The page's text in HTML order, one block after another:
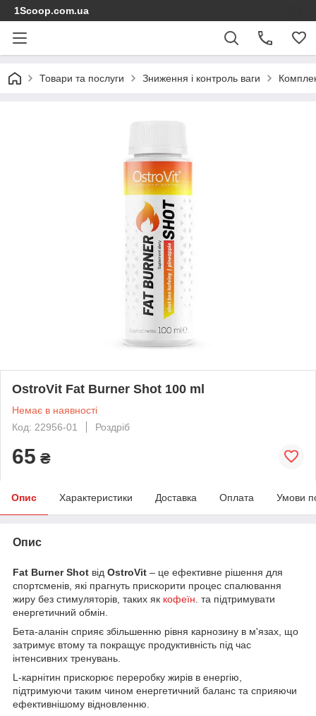
1Scoop.com.ua
Товари та послуги Зниження і контроль ваги
OstroVit Fat Burner Shot 100 ml
Немає в наявності
Код: 22956-01
Роздріб
65 ₴
Опис Характеристики Доставка Оплата Умови
Опис
Fat Burner Shot від OstroVit – це ефективне рішення для
спортсменів, які прагнуть прискорити процес спалювання
жиру без стимуляторів, таких як кофеїн . та підтримувати
енергетичний обмін.
Бета-аланін сприяє збільшенню рівня карнозину в м'язах, що
затримує втому та покращує продуктивність під час
інтенсивних тренувань.
L-карнітин прискорює переробку жирів в енергію,
підтримуючи таким чином енергетичний баланс та сприяючи
ефективнішому відновленню.